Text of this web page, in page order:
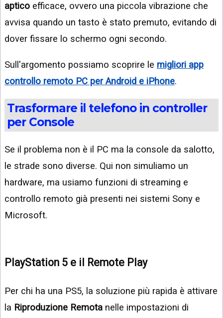
aptico efficace, ovvero una piccola vibrazione che
avvisa quando un tasto è stato premuto, evitando di
dover fissare lo schermo ogni secondo.
Sull'argomento possiamo scoprire le migliori app
controllo remoto PC per Android e iPhone.
Trasformare il telefono in controller
per Console
Se il problema non è il PC ma la console da salotto,
le strade sono diverse. Qui non simuliamo un
hardware, ma usiamo funzioni di streaming e
controllo remoto già presenti nei sistemi Sony e
Microsoft.
PlayStation 5 e il Remote Play
Per chi ha una PS5, la soluzione più rapida è attivare
la Riproduzione Remota nelle impostazioni di